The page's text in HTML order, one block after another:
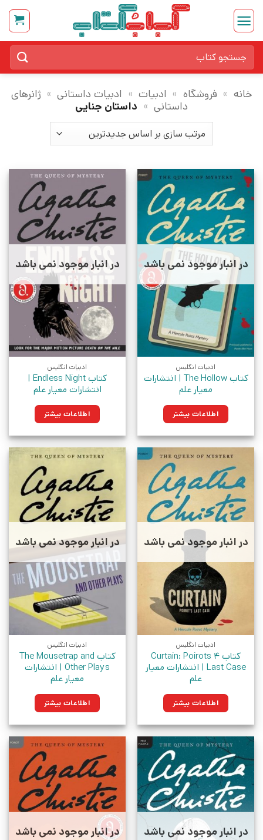
Skip
content
برای:
خانه » فروشگاه » ادبیات » ادبیات داستانی » ژانرهای
داستانی » داستان جنایی
در انبار موجود نمی باشد
ادبیات انگلیس
کتاب The Hollow | انتشارات
معیار علم
اطلاعات بیشتر
در انبار موجود نمی باشد
ادبیات انگلیس
کتاب Endless Night |
انتشارات معیار علم
اطلاعات بیشتر
در انبار موجود نمی باشد
ادبیات انگلیس
کتاب 4 Curtain: Poirots
Last Case | انتشارات معیار
علم
اطلاعات بیشتر
در انبار موجود نمی باشد
ادبیات انگلیس
کتاب The Mousetrap and
Other Plays | انتشارات
معیار علم
اطلاعات بیشتر
در انبار موجود نمی باشد در انبار موجود نمی باشد